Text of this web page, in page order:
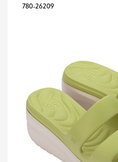
780-26209